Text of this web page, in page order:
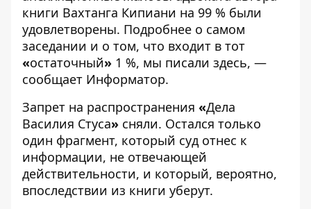
книги Вахтанга Кипиани на 99 % были
удовлетворены. Подробнее о самом
заседании и о том, что входит в тот
«остаточный» 1 %, мы писали здесь, —
сообщает Информатор.
Запрет на распространения «Дела
Василия Стуса» сняли. Остался только
один фрагмент, который суд отнес к
информации, не отвечающей
действительности, и который, вероятно,
впоследствии из книги уберут.